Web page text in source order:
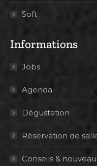
Soft
Informations
Jobs
Agenda
Dégustation
Réservation de
Conseils &